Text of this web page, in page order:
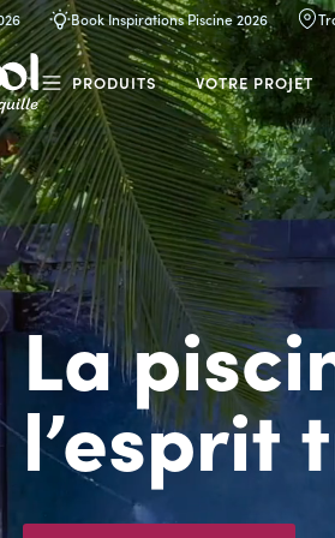
Book Inspirations Piscine 2026
PRODUITS
Robots
Voir Tout
VOTRE PROJET
La
l’esprit